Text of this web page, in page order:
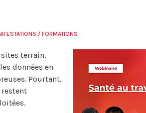
/ FORMATIONS
terrain,
données en
Pourtant,
restent